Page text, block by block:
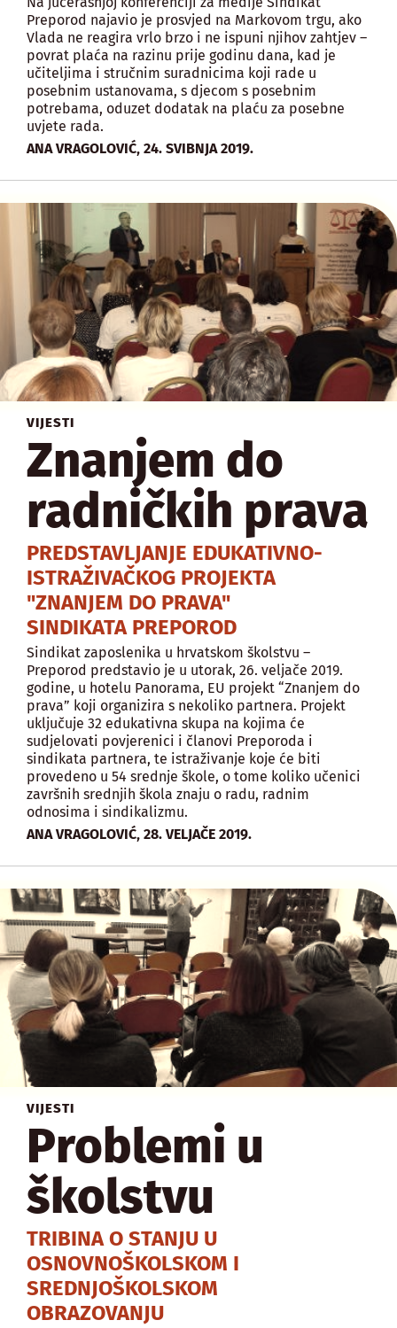
Preporod najavio je prosvjed na Markovom trgu, ako
Vlada ne reagira vrlo brzo i ne ispuni njihov zahtjev –
povrat plaća na razinu prije godinu dana, kad je
učiteljima i stručnim suradnicima koji rade u
posebnim ustanovama, s djecom s posebnim
potrebama, oduzet dodatak na plaću za posebne
uvjete rada.
ANA VRAGOLOVIĆ, 24. SVIBNJA 2019.
VIJESTI
Znanjem do
radničkih prava
PREDSTAVLJANJE EDUKATIVNO-
ISTRAŽIVAČKOG PROJEKTA
"ZNANJEM DO PRAVA"
SINDIKATA PREPOROD
Sindikat zaposlenika u hrvatskom školstvu –
Preporod predstavio je u utorak, 26. veljače 2019.
godine, u hotelu Panorama, EU projekt “Znanjem do
prava” koji organizira s nekoliko partnera. Projekt
uključuje 32 edukativna skupa na kojima će
sudjelovati povjerenici i članovi Preporoda i
sindikata partnera, te istraživanje koje će biti
provedeno u 54 srednje škole, o tome koliko učenici
završnih srednjih škola znaju o radu, radnim
odnosima i sindikalizmu.
ANA VRAGOLOVIĆ, 28. VELJAČE 2019.
VIJESTI
Problemi u
školstvu
TRIBINA O STANJU U
OSNOVNOŠKOLSKOM I
SREDNJOŠKOLSKOM
OBRAZOVANJU